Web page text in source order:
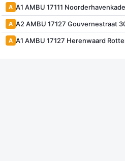
A A1 AMBU 17111
A A2 AMBU 17127 Gouvernestraat
A A1 AMBU 17127 Herenwaard